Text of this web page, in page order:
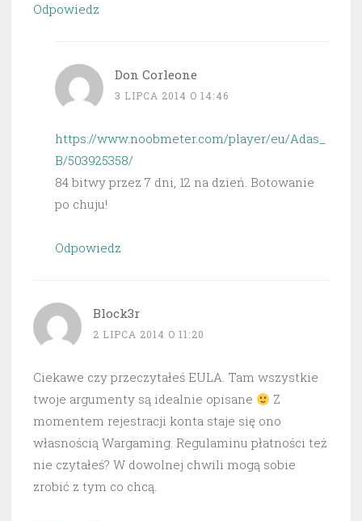
Odpowiedz
Don Corleone
3 LIPCA 2014 O 14:46
https://www.noobmeter.com/player/eu/Adas_
B/503925358/
84 bitwy przez 7 dni, 12 na dzień. Botowanie
po chuju!
Odpowiedz
Block3r
2 LIPCA 2014 O 11:20
Ciekawe czy przeczytałeś EULA. Tam wszystkie
twoje argumenty są idealnie opisane
Z
momentem rejestracji konta staje się ono
własnością Wargaming. Regulaminu płatności też
nie czytałeś? W dowolnej chwili mogą sobie
zrobić z tym co chcą.